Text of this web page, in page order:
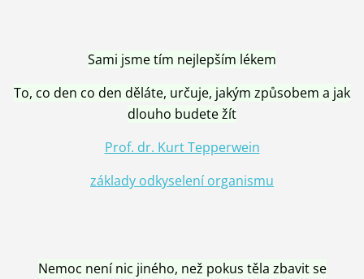
Sami jsme tím nejlepším lékem
To, co den co den děláte, určuje, jakým způsobem a jak
dlouho budete žít
Prof. dr. Kurt Tepperwein
základy odkyselení organismu
Nemoc není nic jiného, než pokus těla zbavit se